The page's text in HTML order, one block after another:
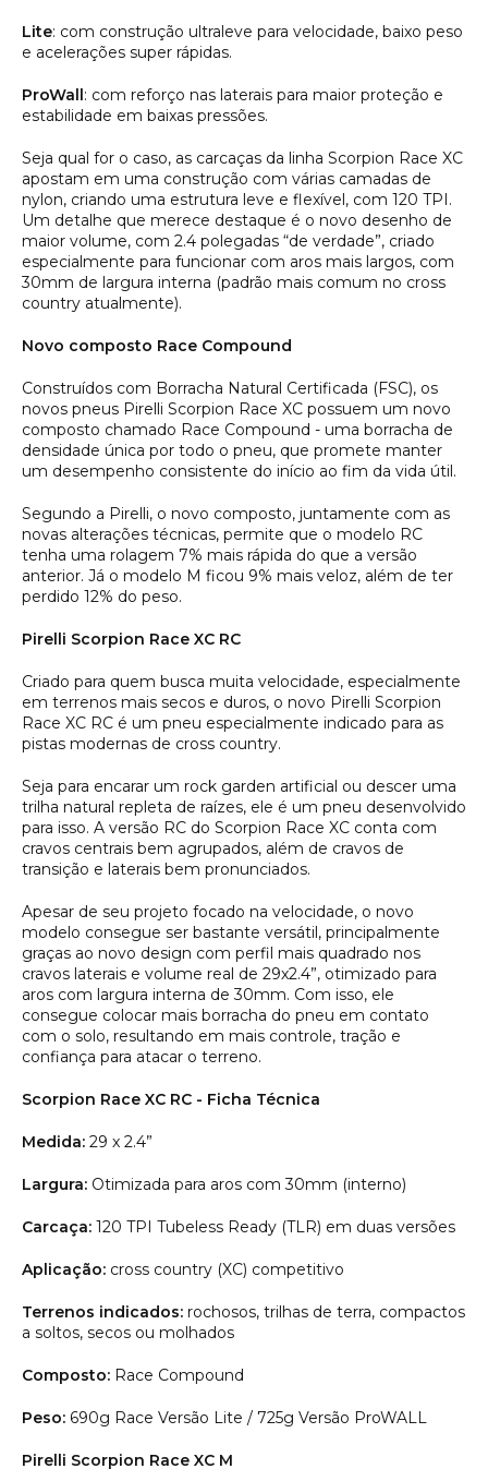
Lite: com construção ultraleve para velocidade, baixo peso
e acelerações super rápidas.
ProWall: com reforço nas laterais para maior proteção e
estabilidade em baixas pressões.
Seja qual for o caso, as carcaças da linha Scorpion Race XC
apostam em uma construção com várias camadas de
nylon, criando uma estrutura leve e flexível, com 120 TPI.
Um detalhe que merece destaque é o novo desenho de
maior volume, com 2.4 polegadas “de verdade”, criado
especialmente para funcionar com aros mais largos, com
30mm de largura interna (padrão mais comum no cross
country atualmente).
Novo composto Race Compound
Construídos com Borracha Natural Certificada (FSC), os
novos pneus Pirelli Scorpion Race XC possuem um novo
composto chamado Race Compound - uma borracha de
densidade única por todo o pneu, que promete manter
um desempenho consistente do início ao fim da vida útil.
Segundo a Pirelli, o novo composto, juntamente com as
novas alterações técnicas, permite que o modelo RC
tenha uma rolagem 7% mais rápida do que a versão
anterior. Já o modelo M ficou 9% mais veloz, além de ter
perdido 12% do peso.
Pirelli Scorpion Race XC RC
Criado para quem busca muita velocidade, especialmente
em terrenos mais secos e duros, o novo Pirelli Scorpion
Race XC RC é um pneu especialmente indicado para as
pistas modernas de cross country.
Seja para encarar um rock garden artificial ou descer uma
trilha natural repleta de raízes, ele é um pneu desenvolvido
para isso. A versão RC do Scorpion Race XC conta com
cravos centrais bem agrupados, além de cravos de
transição e laterais bem pronunciados.
Apesar de seu projeto focado na velocidade, o novo
modelo consegue ser bastante versátil, principalmente
graças ao novo design com perfil mais quadrado nos
cravos laterais e volume real de 29x2.4”, otimizado para
aros com largura interna de 30mm. Com isso, ele
consegue colocar mais borracha do pneu em contato
com o solo, resultando em mais controle, tração e
confiança para atacar o terreno.
Scorpion Race XC RC - Ficha Técnica
Medida: 29 x 2.4”
Largura: Otimizada para aros com 30mm (interno)
Carcaça: 120 TPI Tubeless Ready (TLR) em duas versões
Aplicação: cross country (XC) competitivo
Terrenos indicados: rochosos, trilhas de terra, compactos
a soltos, secos ou molhados
Composto: Race Compound
Peso: 690g Race Versão Lite / 725g Versão ProWALL
Pirelli Scorpion Race XC M